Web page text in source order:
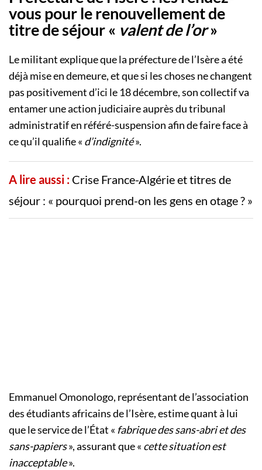
vous pour le renouvellement de
titre de séjour « valent de l’or»
Le militant explique que la préfecture de l’Isère a été
déjà mise en demeure, et que si les choses ne changent
pas positivement d’ici le 18 décembre, son collectif va
entamer une action judiciaire auprès du tribunal
administratif en référé-suspension afin de faire face à
ce qu’il qualifie « d’indignité».
A lire aussi : Crise France-Algérie et titres de
séjour : « pourquoi prend-on les gens en otage ? »
Emmanuel Omonologo, représentant de l’association
des étudiants africains de l’Isère, estime quant à lui
que le service de l’État « fabrique des sans-abri et des
sans-papiers», assurant que « cette situation est
inacceptable».